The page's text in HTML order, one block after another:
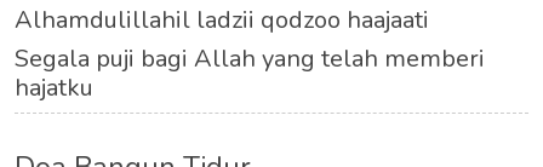
Alhamdulillahil ladzii qodzoo haajaati
Segala puji bagi Allah yang telah memberi
hajatku